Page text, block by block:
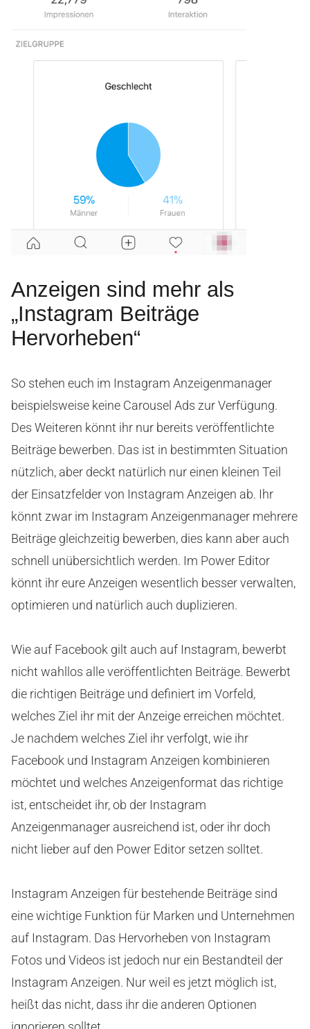
Anzeigen sind mehr als
„Instagram Beiträge
Hervorheben“
So stehen euch im Instagram Anzeigenmanager
beispielsweise keine Carousel Ads zur Verfügung.
Des Weiteren könnt ihr nur bereits veröffentlichte
Beiträge bewerben. Das ist in bestimmten Situation
nützlich, aber deckt natürlich nur einen kleinen Teil
der Einsatzfelder von Instagram Anzeigen ab. Ihr
könnt zwar im Instagram Anzeigenmanager mehrere
Beiträge gleichzeitig bewerben, dies kann aber auch
schnell unübersichtlich werden. Im Power Editor
könnt ihr eure Anzeigen wesentlich besser verwalten,
optimieren und natürlich auch duplizieren.
Wie auf Facebook gilt auch auf Instagram, bewerbt
nicht wahllos alle veröffentlichten Beiträge. Bewerbt
die richtigen Beiträge und definiert im Vorfeld,
welches Ziel ihr mit der Anzeige erreichen möchtet.
Je nachdem welches Ziel ihr verfolgt, wie ihr
Facebook und Instagram Anzeigen kombinieren
möchtet und welches Anzeigenformat das richtige
ist, entscheidet ihr, ob der Instagram
Anzeigenmanager ausreichend ist, oder ihr doch
nicht lieber auf den Power Editor setzen solltet.
Instagram Anzeigen für bestehende Beiträge sind
eine wichtige Funktion für Marken und Unternehmen
auf Instagram. Das Hervorheben von Instagram
Fotos und Videos ist jedoch nur ein Bestandteil der
Instagram Anzeigen. Nur weil es jetzt möglich ist,
heißt das nicht, dass ihr die anderen Optionen